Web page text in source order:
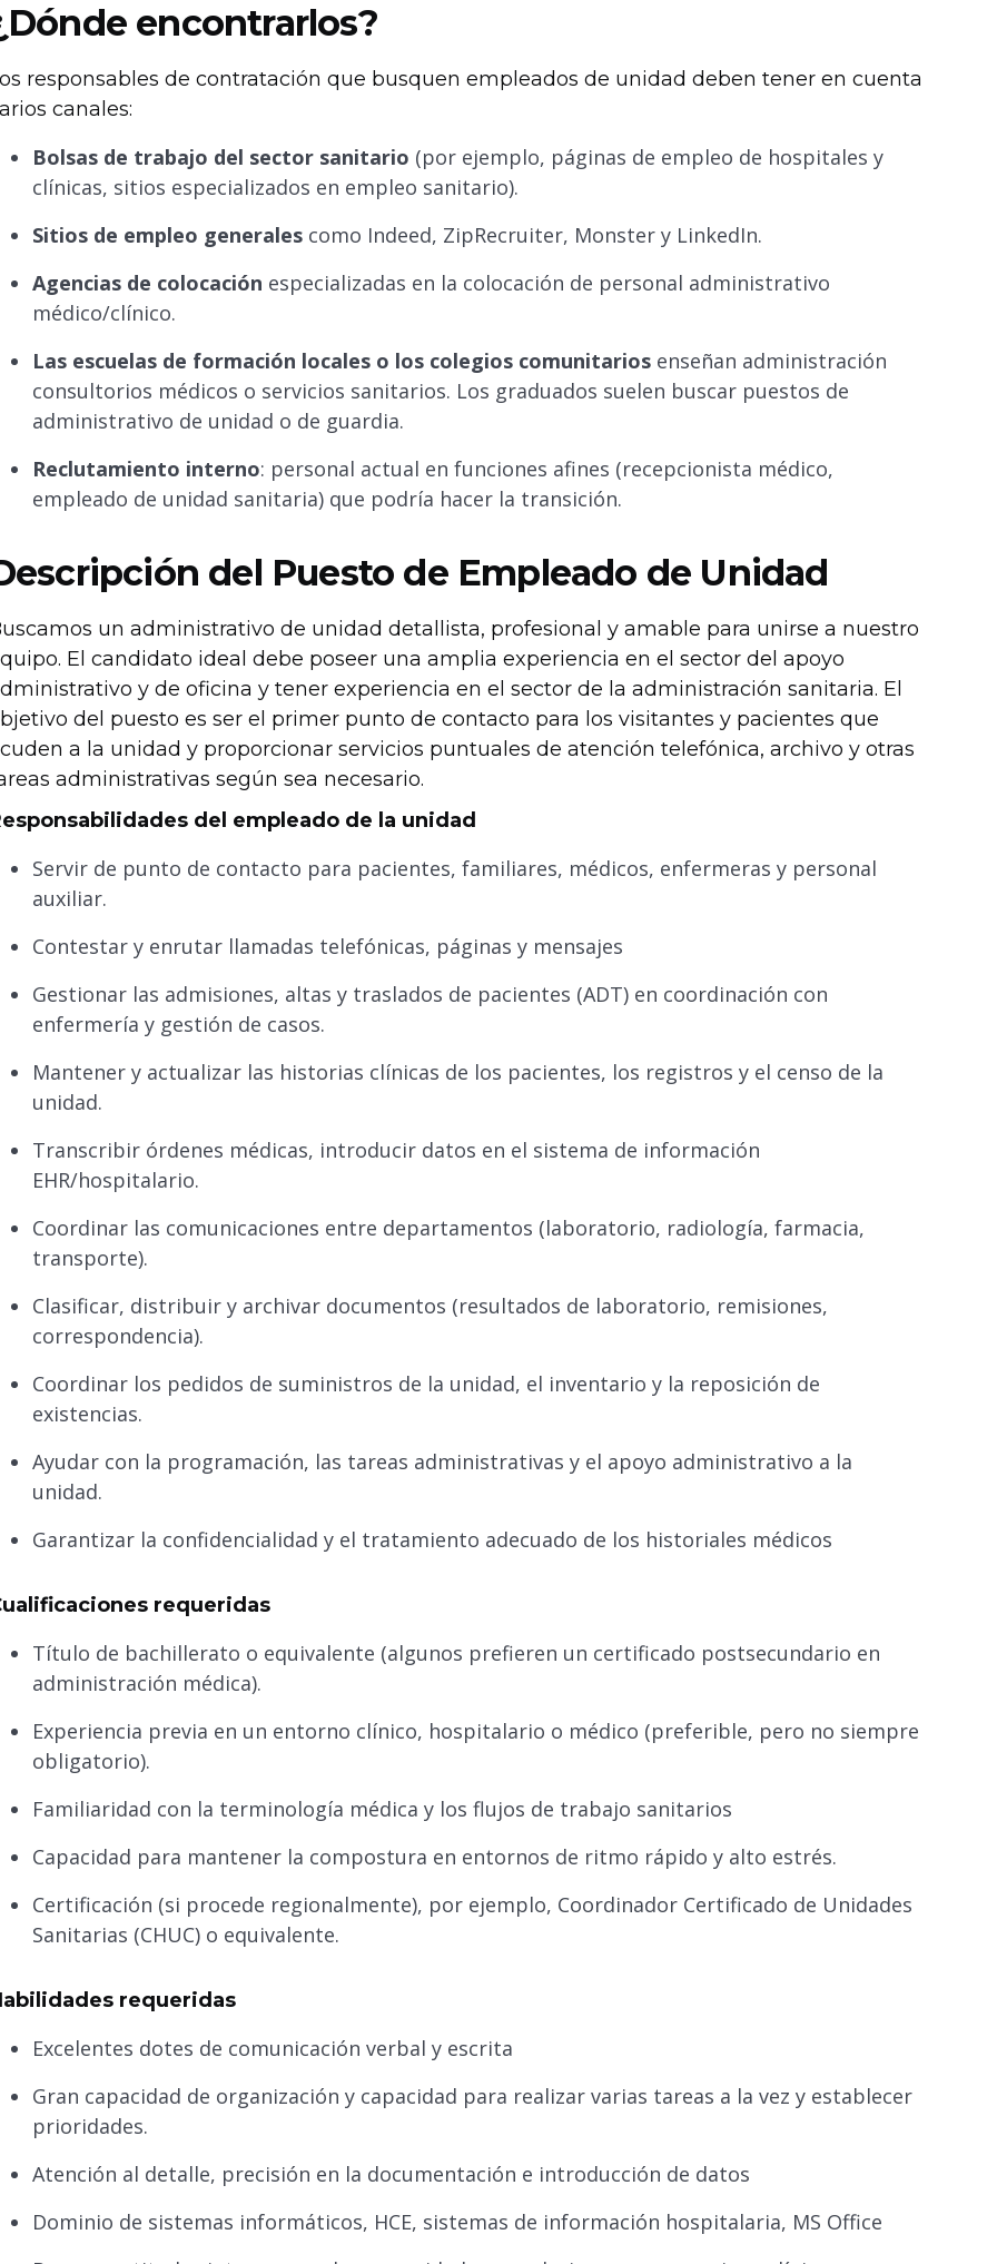
encontrarlos?
responsables de contratación que busquen empleados de unidad deben tener en cuenta
canales:
Bolsas de trabajo del sector sanitario (por ejemplo, páginas de empleo de hospitales y
clínicas, sitios especializados en empleo sanitario).
Sitios de empleo generalescomo Indeed, ZipRecruiter, Monster y LinkedIn.
Agencias de colocación especializadas en la colocación de personal administrativo
médico/clínico.
Las escuelas de formación locales o los colegios comunitariosenseñan administración
consultorios médicos o servicios sanitarios. Los graduados suelen buscar puestos de
administrativo de unidad o de guardia.
Reclutamiento interno: personal actual en funciones afines (recepcionista médico,
empleado de unidad sanitaria) que podría hacer la transición.
del Puesto de Empleado de Unidad
un administrativo de unidad detallista, profesional y amable para unirse a nuestro
El candidato ideal debe poseer una amplia experiencia en el sector del apoyo
y de oficina y tener experiencia en el sector de la administración sanitaria. El
del puesto es ser el primer punto de contacto para los visitantes y pacientes que
a la unidad y proporcionar servicios puntuales de atención telefónica, archivo y otras
administrativas según sea necesario.
del empleado de la unidad
Servir de punto de contacto para pacientes, familiares, médicos, enfermeras y personal
auxiliar.
Contestar y enrutar llamadas telefónicas, páginas y mensajes
Gestionar las admisiones, altas y traslados de pacientes (ADT) en coordinación con
enfermería y gestión de casos.
Mantener y actualizar las historias clínicas de los pacientes, los registros y el censo de la
unidad.
Transcribir órdenes médicas, introducir datos en el sistema de información
EHR/hospitalario.
Coordinar las comunicaciones entre departamentos (laboratorio, radiología, farmacia,
transporte).
Clasificar, distribuir y archivar documentos (resultados de laboratorio, remisiones,
correspondencia).
Coordinar los pedidos de suministros de la unidad, el inventario y la reposición de
existencias.
Ayudar con la programación, las tareas administrativas y el apoyo administrativo a la
unidad.
Garantizar la confidencialidad y el tratamiento adecuado de los historiales médicos
requeridas
Título de bachillerato o equivalente (algunos prefieren un certificado postsecundario en
administración médica).
Experiencia previa en un entorno clínico, hospitalario o médico (preferible, pero no siempre
obligatorio).
Familiaridad con la terminología médica y los flujos de trabajo sanitarios
Capacidad para mantener la compostura en entornos de ritmo rápido y alto estrés.
Certificación (si procede regionalmente), por ejemplo, Coordinador Certificado de Unidades
Sanitarias (CHUC) o equivalente.
requeridas
Excelentes dotes de comunicación verbal y escrita
Gran capacidad de organización y capacidad para realizar varias tareas a la vez y establecer
prioridades.
Atención al detalle, precisión en la documentación e introducción de datos
Dominio de sistemas informáticos, HCE, sistemas de información hospitalaria, MS Office